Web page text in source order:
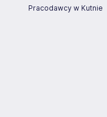
Pracodawcy w Kutnie